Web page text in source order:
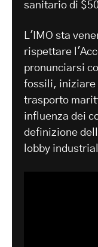
sanitario di
L'IMO sta
rispettare
pronunciarsi
fossili, iniziare
trasporto
influenza dei
definizione
lobby